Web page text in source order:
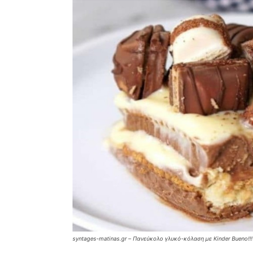
syntages-matinas.gr – Πανεύκολο γλυκό-κόλαση με Kinder Bueno!!!